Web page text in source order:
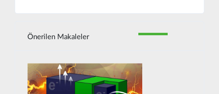
Önerilen Makaleler